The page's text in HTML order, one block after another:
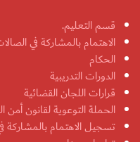
قسم التعليم.
الاهتمام بالمشاركة في
الحكام
الدورات التدريبية
قرارات اللجان القضائية
الحملة التوعوية لقانون أمن
تسجيل الاهتمام بالمشاركة